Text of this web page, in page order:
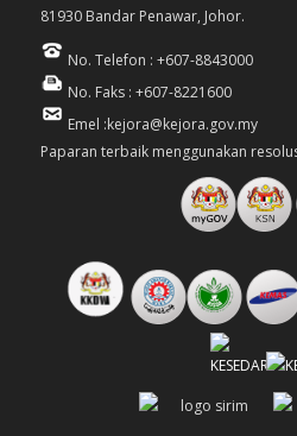
81930 Bandar Penawar, Johor.
No. Telefon : +607-8843000
No. Faks : +607-8221600
Emel :kejora@kejora.gov.my
Paparan terbaik menggunakan